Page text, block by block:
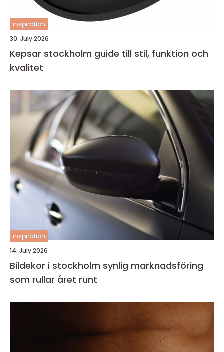
inspiration
30. July 2026
Kepsar stockholm guide till stil, funktion och
kvalitet
inspiration
14. July 2026
Bildekor i stockholm synlig marknadsföring
som rullar året runt